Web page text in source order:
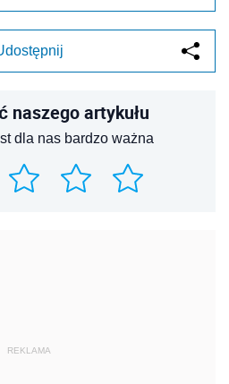
naszego artykułu
dla nas bardzo ważna
REKLAMA